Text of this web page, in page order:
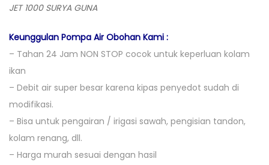
JET 1000 SURYA GUNA
Keunggulan Pompa Air Obohan Kami :
– Tahan 24 Jam NON STOP cocok untuk keperluan kolam
ikan
– Debit air super besar karena kipas penyedot sudah di
modifikasi.
– Bisa untuk pengairan / irigasi sawah, pengisian tandon,
kolam renang, dll.
– Harga murah sesuai dengan hasil